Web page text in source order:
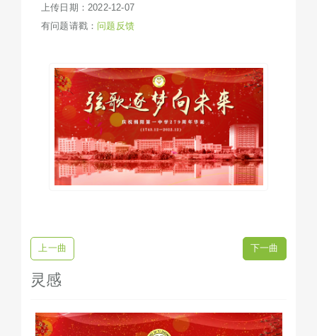
上传日期：2022-12-07
有问题请戳： 问题反馈
上一曲 下一曲
灵感